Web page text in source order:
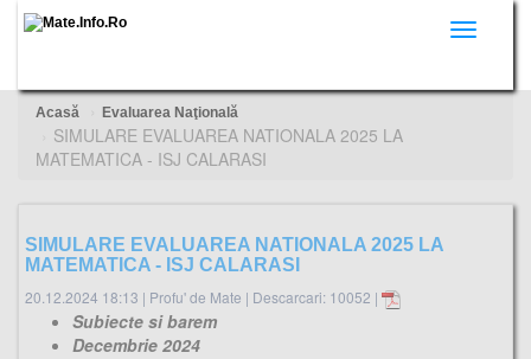
Toggle
Acasă Evaluarea Naţională
SIMULARE EVALUAREA NATIONALA 2025 LA
MATEMATICA - ISJ CALARASI
SIMULARE EVALUAREA NATIONALA 2025 LA
MATEMATICA - ISJ CALARASI
20.12.2024 18:13 | Profu' de Mate | Descarcari: 10052 |
Subiecte si barem
Decembrie 2024